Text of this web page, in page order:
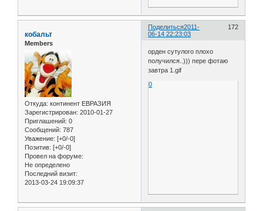
Поделиться 172
2011-
06-14 22:23:03
кобальт
Members
Откуда: континент ЕВРАЗИЯ
Зарегистрирован: 2010-01-27
Приглашений: 0
Сообщений: 787
Уважение: [+0/-0]
Позитив: [+0/-0]
Провел на форуме:
Не определено
Последний визит:
2013-03-24 19:09:37
орден сутулого плохо
получился..))) пере фотаю
завтра 1.gif
0